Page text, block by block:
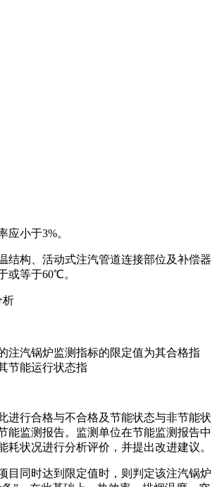
应小于3%。
结构、活动式注汽管道连接部位及补偿器
或等于60℃。
析
注汽锅炉监测指标的限定值为其合格指
节能运行状态指
进行合格与不合格及节能状态与非节能状
能监测报告。监测单位在节能监测报告中
耗状况进行分析评价，并提出改进建议。
目同时达到限定值时，则判定该注汽锅炉